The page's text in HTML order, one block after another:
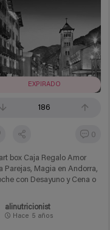
EXPIRADO
186
0
box Caja Regalo Amor
Parejas, Magia en Andorra,
con Desayuno y Cena o
alinutricionist
Hace 5 años